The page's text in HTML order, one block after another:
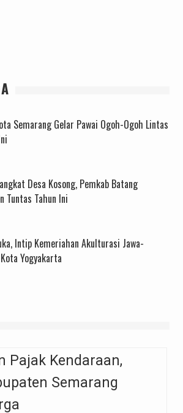
Semarang Gelar Pawai Ogoh-Ogoh Lintas
Desa Kosong, Pemkab Batang
Tuntas Tahun Ini
Intip Kemeriahan Akulturasi Jawa-
Yogyakarta